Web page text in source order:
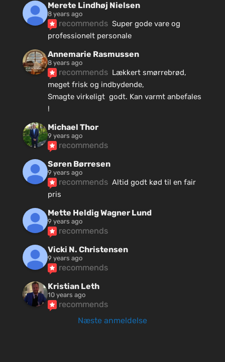
Merete Lindhøj Nielsen
8 years ago
recommends Super gode vare og
professionelt personale
Annemarie Rasmussen
8 years ago
recommends Lækkert smørrebrød,
meget frisk og indbydende,
Smagte virkeligt  godt. Kan varmt anbefales
!
Michael Thor
9 years ago
recommends
Søren Børresen
9 years ago
recommends Altid godt kød til en fair
pris
Mette Heldig Wagner Lund
9 years ago
recommends
Vicki N. Christensen
9 years ago
recommends
Kristian Leth
10 years ago
recommends
Næste anmeldelse